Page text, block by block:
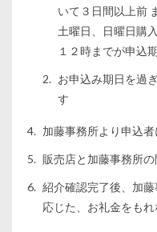
いて３日間以上前
土曜日、日曜日購
１２時までが申込
お申込み期日を過
す
加藤事務所より申込
販売店と加藤事務所
紹介確認完了後、加
応じた、お礼金をも